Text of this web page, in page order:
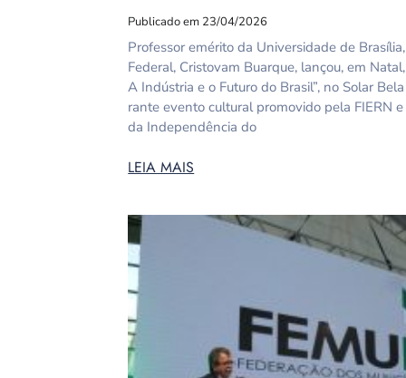
Publicado em 23/04/2026
Professor emérito da Universidade de
Federal, Cristovam Buarque, lançou, em
A Indústria e o Futuro do Brasil”, no Solar
rante evento cultural promovido pela FIERN
da Independência do
LEIA MAIS